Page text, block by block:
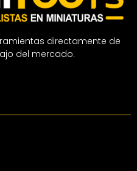
directamente de
del mercado.